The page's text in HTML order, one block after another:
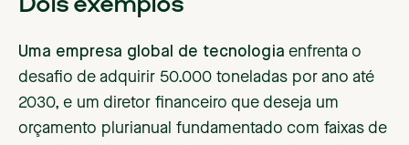
Uma empresa global de tecnologia enfrenta o
desafio de adquirir 50.000 toneladas por ano até
2030, e um diretor financeiro que deseja um
orçamento plurianual fundamentado com faixas de